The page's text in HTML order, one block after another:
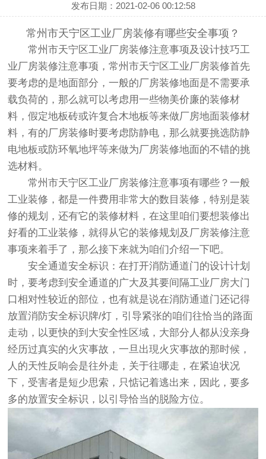
发布日期：2021-02-06 00:12:58
常州市天宁区工业厂房装修有哪些安全事项？
常州市天宁区工业厂房装修注意事项及设计技巧工
业厂房装修注意事项，常州市天宁区工业厂房装修首先
要考虑的是地面部分，一般的厂房装修地面是不需要承
载负荷的，那么就可以考虑用一些物美价廉的装修材
料，假定地板砖或许复合木地板等来做厂房地面装修材
料，有的厂房装修时要考虑防静电，那么就要挑选防静
电地板或防环氧地坪等来做为厂房装修地面的不错的挑
选材料。
常州市天宁区工业厂房装修注意事项有哪些？一般
工业装修，都是一件费用非常大的数目装修，特别是装
修的规划，还有它的装修材料，在这里咱们要想装修出
好看的工业装修，就得从它的装修规划及厂房装修注意
事项来着手了，那么接下来就为咱们介绍一下吧。
安全通道安全标识：在打开消防通道门的设计计划
时，要考虑到安全通道的广大及其要间隔工业厂房大门
口相对性较近的部位，也有就是说在消防通道门还记得
放置消防安全标识牌/灯，引导紧张的咱们往恰当的路面
走动，以更快的到大安全性区域，大部分人都从没亲身
经历过真实的火灾事故，一旦出現火灾事故的那时候，
人的天性反响会是往外走，关于往哪走，在紧迫状况
下，受害者是短少思索，只惦记着逃出来，因此，要多
多的放置安全标识，以引导恰当的脱险方位。